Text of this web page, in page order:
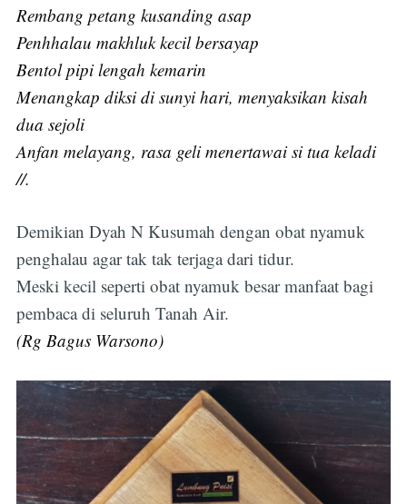
Rembang petang kusanding asap
Penhhalau makhluk kecil bersayap
Bentol pipi lengah kemarin
Menangkap diksi di sunyi hari, menyaksikan kisah
dua sejoli
Anfan melayang, rasa geli menertawai si tua keladi
//.
Demikian Dyah N Kusumah dengan obat nyamuk
penghalau agar tak tak terjaga dari tidur.
Meski kecil seperti obat nyamuk besar manfaat bagi
pembaca di seluruh Tanah Air.
(Rg Bagus Warsono)